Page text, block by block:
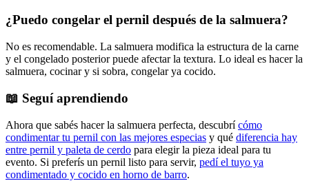
¿Puedo congelar el pernil después de la salmuera?
No es recomendable. La salmuera modifica la estructura de la carne
y el congelado posterior puede afectar la textura. Lo ideal es hacer la
salmuera, cocinar y si sobra, congelar ya cocido.
📖 Seguí aprendiendo
Ahora que sabés hacer la salmuera perfecta, descubrícómo
condimentar tu pernil con las mejores especias y qué diferencia hay
entre pernil y paleta de cerdo para elegir la pieza ideal para tu
evento. Si preferís un pernil listo para servir, pedí el tuyo ya
condimentado y cocido en horno de barro.